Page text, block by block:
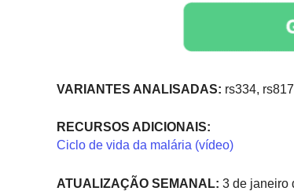
VARIANTES ANALISADAS: rs334,
RECURSOS ADICIONAIS:
Ciclo de vida da malária (vídeo)
ATUALIZAÇÃO SEMANAL: 3 de janeiro